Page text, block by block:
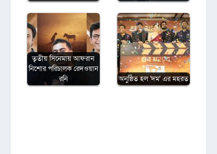
তৃতীয় সিনেমায় আফরান
নিশোর পরিচালক রেদওয়ান
রনি
অনুষ্ঠিত হল 'দম' এর মহরত